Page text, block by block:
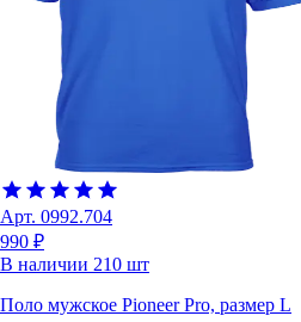
Арт. 0992.704
990 ₽
В наличии 210 шт
Поло мужское Pioneer Pro, размер L